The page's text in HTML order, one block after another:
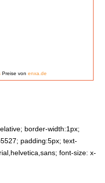
Preise von enxa.de
border-width:1px;
padding:5px; text-
font-size: x-